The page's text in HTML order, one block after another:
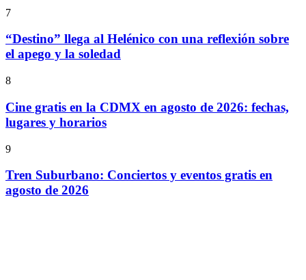
7
“Destino” llega al Helénico con una reflexión sobre
el apego y la soledad
8
Cine gratis en la CDMX en agosto de 2026: fechas,
lugares y horarios
9
Tren Suburbano: Conciertos y eventos gratis en
agosto de 2026